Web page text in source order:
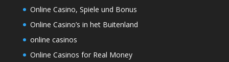
Online Casino, Spiele und Bonus
Online Casino’s in het Buitenland
online casinos
Online Casinos for Real Money